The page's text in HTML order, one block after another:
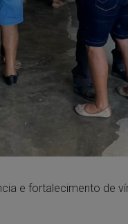
e fortalecimento de